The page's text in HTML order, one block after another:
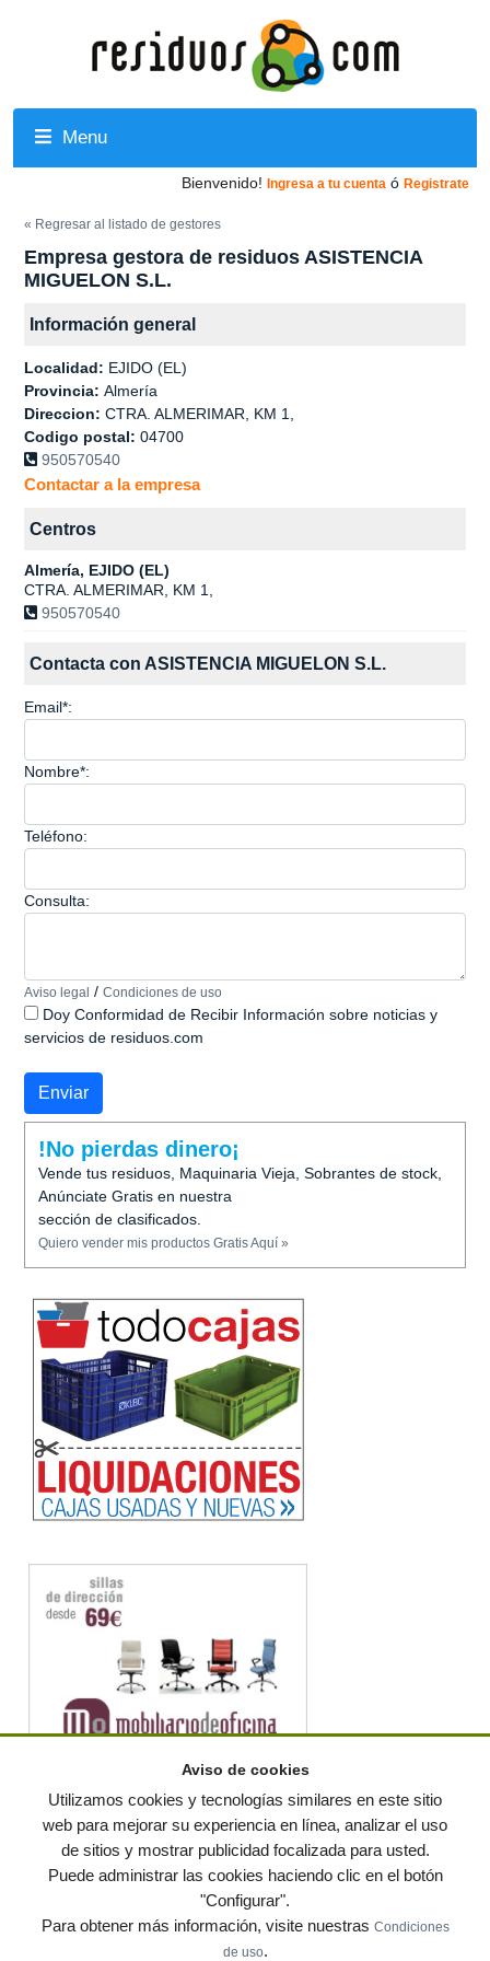
Menu
Bienvenido! Ingresa a tu cuenta ó Registrate
« Regresar al listado de gestores
Empresa gestora de residuos ASISTENCIA
MIGUELON S.L.
Información general
Localidad: EJIDO (EL)
Provincia: Almería
Direccion: CTRA. ALMERIMAR, KM 1,
Codigo postal: 04700
950570540
Contactar a la empresa
Centros
Almería, EJIDO (EL)
CTRA. ALMERIMAR, KM 1,
950570540
Contacta con ASISTENCIA MIGUELON S.L.
Email*:
Nombre*:
Teléfono:
Consulta:
Aviso legal / Condiciones de uso
Doy Conformidad de Recibir Información sobre noticias y
servicios de residuos.com
!No pierdas dinero¡
Vende tus residuos, Maquinaria Vieja, Sobrantes de stock,
Anúnciate Gratis en nuestra
sección de clasificados.
Quiero vender mis productos Gratis Aquí »
© residuos.com - Todos los derechos reservados Política de privacidad
Condiciones de uso|Contacto |Editores|Mapa web|Preguntas frecuentes|Publica
tus anuncios gratis!
Aviso de cookies
Utilizamos cookies y tecnologías similares en este sitio
web para mejorar su experiencia en línea, analizar el uso
de sitios y mostrar publicidad focalizada para usted.
Puede administrar las cookies haciendo clic en el botón
"Configurar".
Para obtener más información, visite nuestras Condiciones
de uso.